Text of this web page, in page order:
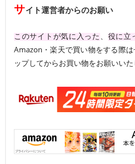
サイト運営者からのお願い
このサイトが気に入った 、 役に立
Amazon・楽天で買い物をする際
ップしてからお買い物をお願いいた